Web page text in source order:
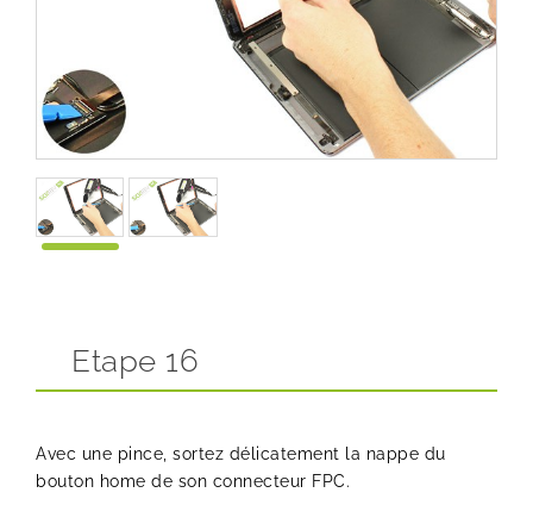
Etape 16
Avec une pince, sortez délicatement la nappe du
bouton home de son connecteur FPC.